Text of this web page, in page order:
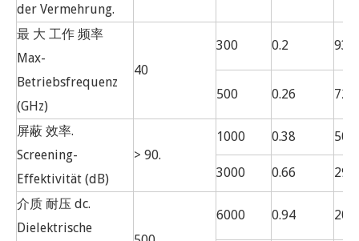
der Vermehrung.
最 大 工作 频率
Max-
Betriebsfrequenz
(GHz)
40
300 0.2 936
500 0.26 723
屏蔽 效率.
Screening-
Effektivität (dB)
> 90.
1000 0.38 509
3000 0.66 291
介质 耐压 dc.
Dielektrische
6000 0.94 203